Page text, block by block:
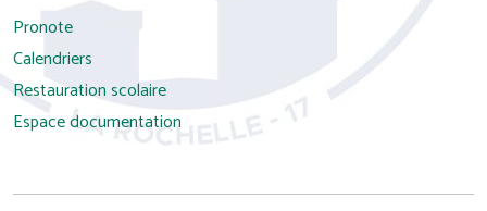
Pronote
Calendriers
Restauration scolaire
Espace documentation